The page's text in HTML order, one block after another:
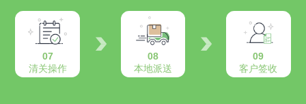
07
清关操作
08
本地派送
09
客户签收